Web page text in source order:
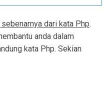
dari kata Php.
anda dalam
kata Php. Sekian